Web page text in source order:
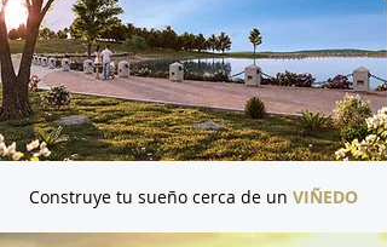
Construye tu sueño cerca de un VIÑEDO